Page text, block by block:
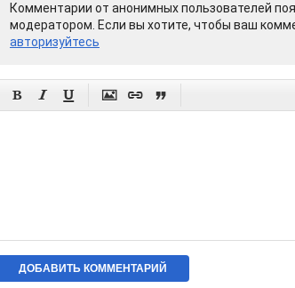
Комментарии от анонимных пользователей
модератором. Если вы хотите, чтобы ваш
авторизуйтесь
     